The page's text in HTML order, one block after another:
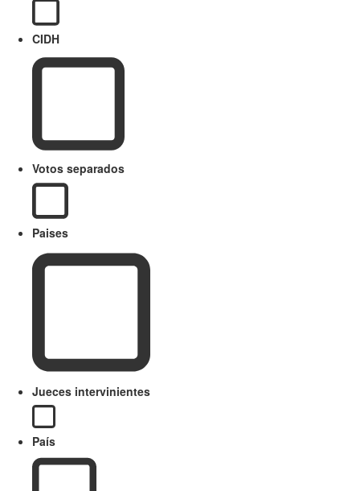
CIDH
Votos separados
Paises
Jueces intervinientes
País